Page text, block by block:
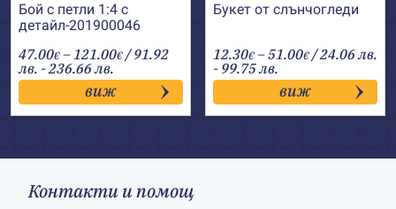
Бой с петли 1:4 с
детайл-201900046
47.00€ –121.00€Price
range:
47.00€
through
121.00€
/ 91.92
лв. - 236.66 лв.
виж
Букет от слънчогледи
12.30€ –51.00€Price
range:
12.30€
through
51.00€
/ 24.06 лв.
- 99.75 лв.
виж
Контакти и помощ